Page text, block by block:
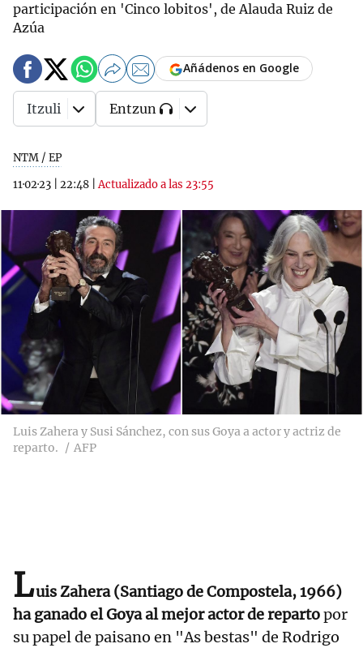
participación en 'Cinco lobitos', de Alauda Ruiz de
Azúa
NTM / EP
11·02·23
22:48 |Actualizado a las 23:55
Añádenos en Google
Itzuli Entzun
Luis Zahera y Susi Sánchez, con sus Goya a actor y actriz de
reparto.
AFP
Luis Zahera (Santiago de Compostela, 1966)
ha ganado el Goya al mejor actor de repartopor
su papel de paisano en "As bestas" de Rodrigo